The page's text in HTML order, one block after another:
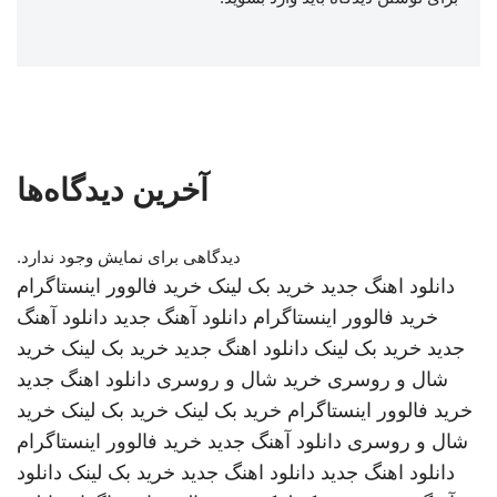
آخرین دیدگاه‌ها
دیدگاهی برای نمایش وجود ندارد.
دانلود اهنگ جدید خرید بک لینک خرید فالوور اینستاگرام
خرید فالوور اینستاگرام دانلود آهنگ جدید دانلود آهنگ
جدید خرید بک لینک دانلود اهنگ جدید خرید بک لینک خرید
شال و روسری خرید شال و روسری دانلود اهنگ جدید
خرید فالوور اینستاگرام خرید بک لینک خرید بک لینک خرید
شال و روسری دانلود آهنگ جدید خرید فالوور اینستاگرام
دانلود اهنگ جدید دانلود اهنگ جدید خرید بک لینک دانلود